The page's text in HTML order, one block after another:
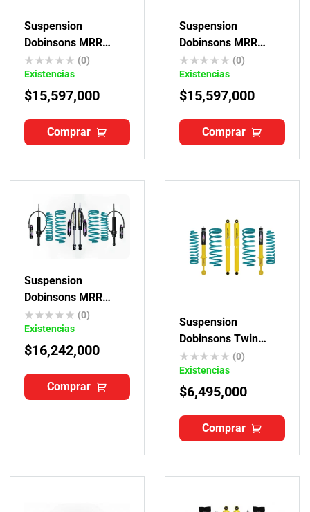
Suspension
Dobinsons MRR
Toyota Hilux Revo
(0)
Existencias
$15,597,000
Comprar
Suspension
Dobinsons MRR
Toyota Hilux Vigo
(0)
Existencias
$15,597,000
Comprar
Suspension
Dobinsons MRR
Toyota Txl (0)
Existencias
$16,242,000
Comprar
Suspension
Dobinsons Twin
Tube Toyota Prado
J90- J95
(0)
Existencias
$6,495,000
Comprar